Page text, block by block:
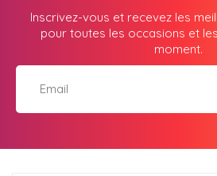
Inscrivez-vous et recevez les
pour toutes les occasions et
moment.